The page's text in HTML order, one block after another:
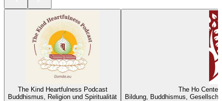
The Kind Heartfulness Podcast
Buddhismus, Religion und Spiritualität
The Ho
Bildung, Buddhismus,